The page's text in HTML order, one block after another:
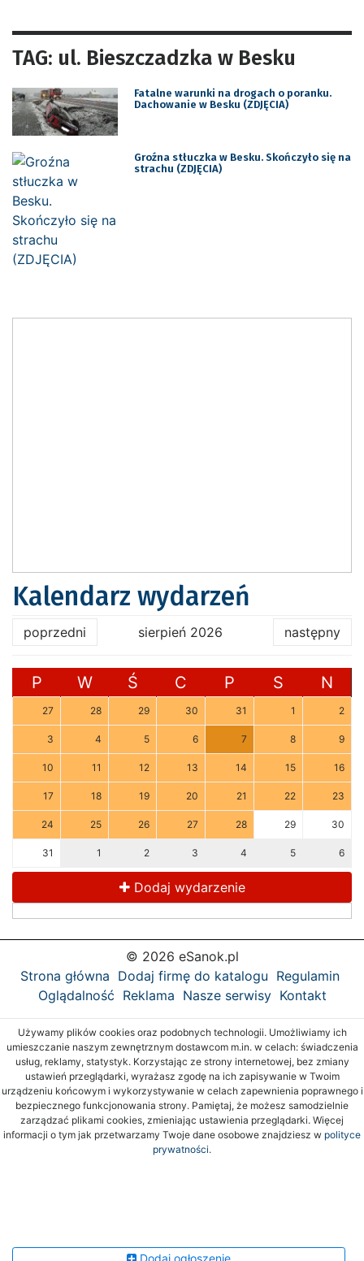
TAG: ul. Bieszczadzka w Besku
Fatalne warunki na drogach o poranku.
Dachowanie w Besku (ZDJĘCIA)
Groźna stłuczka w Besku. Skończyło się na
strachu (ZDJĘCIA)
Kalendarz wydarzeń
poprzedni sierpień 2026 następny
P W Ś C P S N
27 28 29 30 31 1 2
3 4 5 6 7 8 9
10 11 12 13 14 15 16
17 18 19 20 21 22 23
24 25 26 27 28 29 30
31 1 2 3 4 5 6
Dodaj wydarzenie
© 2026 eSanok.pl
Strona główna Dodaj firmę do katalogu Regulamin
Oglądalność Reklama Nasze serwisy Kontakt
Używamy plików cookies oraz podobnych technologii. Umożliwiamy ich
umieszczanie naszym zewnętrznym dostawcom m.in. w celach: świadczenia
usług, reklamy, statystyk. Korzystając ze strony internetowej, bez zmiany
ustawień przeglądarki, wyrażasz zgodę na ich zapisywanie w Twoim
urządzeniu końcowym i wykorzystywanie w celach zapewnienia poprawnego i
bezpiecznego funkcjonowania strony. Pamiętaj, że możesz samodzielnie
zarządzać plikami cookies, zmieniając ustawienia przeglądarki. Więcej
informacji o tym jak przetwarzamy Twoje dane osobowe znajdziesz w polityce
prywatności.
Dodaj ogłoszenie